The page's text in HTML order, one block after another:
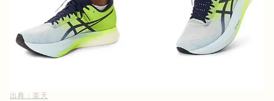
出典： 楽天